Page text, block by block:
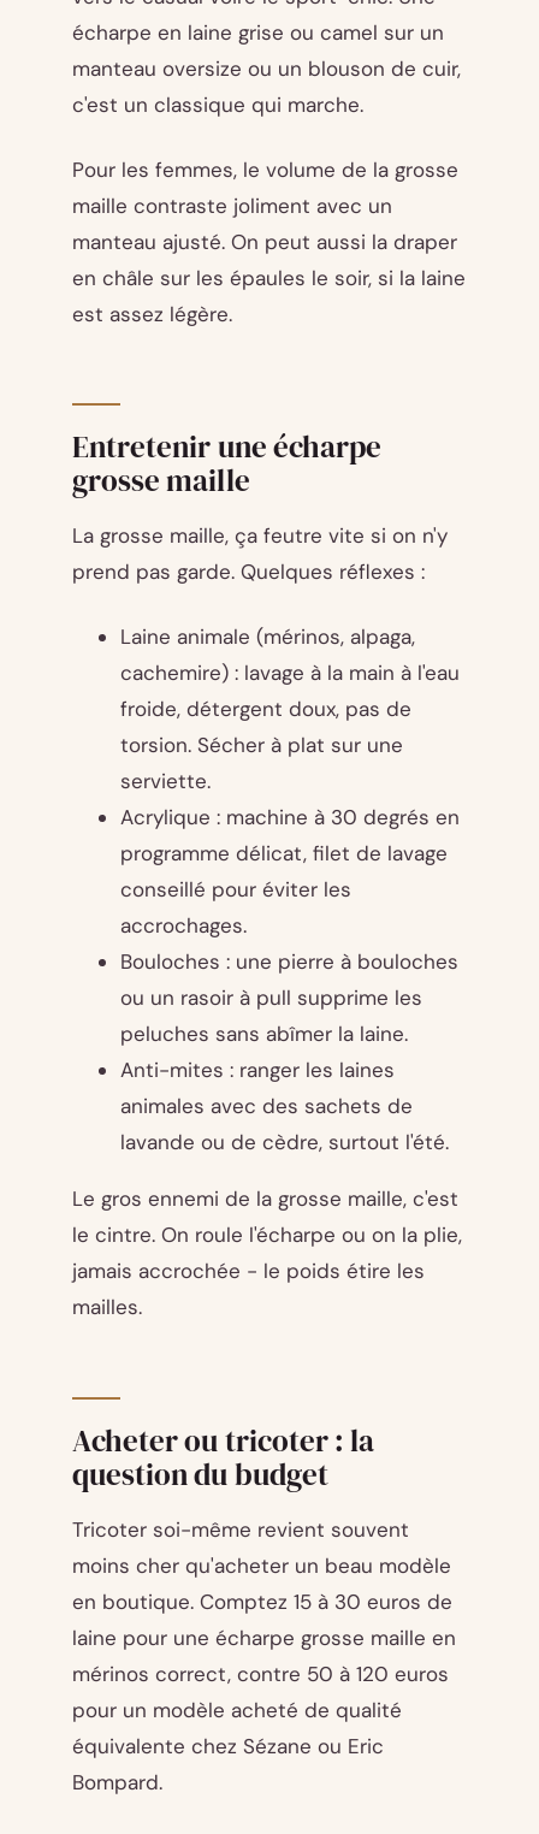
écharpe en laine grise ou camel sur un
manteau oversize ou un blouson de cuir,
c'est un classique qui marche.
Pour les femmes, le volume de la grosse
maille contraste joliment avec un
manteau ajusté. On peut aussi la draper
en châle sur les épaules le soir, si la laine
est assez légère.
Entretenir une écharpe
grosse maille
La grosse maille, ça feutre vite si on n'y
prend pas garde. Quelques réflexes :
Laine animale (mérinos, alpaga,
cachemire) : lavage à la main à l'eau
froide, détergent doux, pas de
torsion. Sécher à plat sur une
serviette.
Acrylique : machine à 30 degrés en
programme délicat, filet de lavage
conseillé pour éviter les
accrochages.
Bouloches : une pierre à bouloches
ou un rasoir à pull supprime les
peluches sans abîmer la laine.
Anti-mites : ranger les laines
animales avec des sachets de
lavande ou de cèdre, surtout l'été.
Le gros ennemi de la grosse maille, c'est
le cintre. On roule l'écharpe ou on la plie,
jamais accrochée - le poids étire les
mailles.
Acheter ou tricoter : la
question du budget
Tricoter soi-même revient souvent
moins cher qu'acheter un beau modèle
en boutique. Comptez 15 à 30 euros de
laine pour une écharpe grosse maille en
mérinos correct, contre 50 à 120 euros
pour un modèle acheté de qualité
équivalente chez Sézane ou Eric
Bompard.